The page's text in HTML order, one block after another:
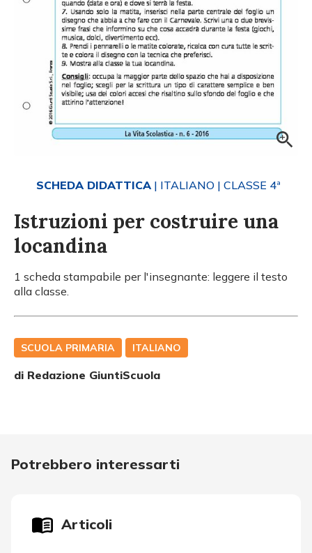
SCHEDA DIDATTICA | ITALIANO | CLASSE 4ª
Istruzioni per costruire una
locandina
1 scheda stampabile per l'insegnante: leggere il testo
alla classe.
SCUOLA PRIMARIA ITALIANO
di Redazione GiuntiScuola
Potrebbero interessarti
Articoli